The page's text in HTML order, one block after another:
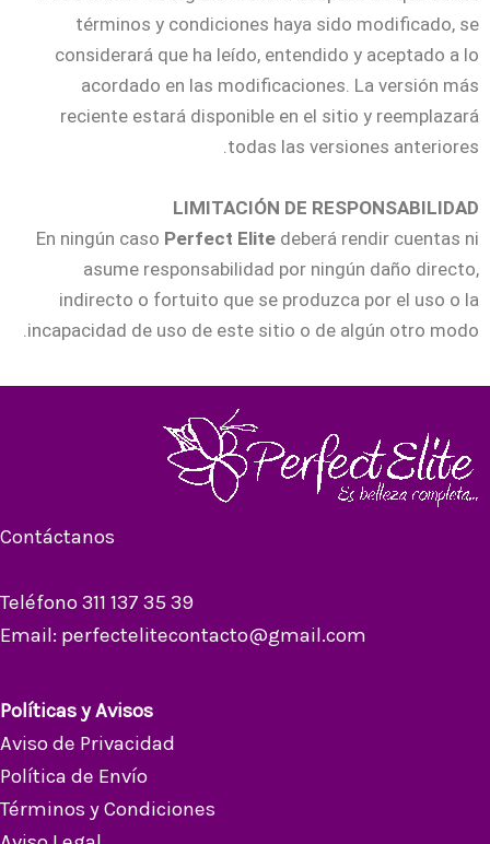
términos y condiciones haya sido modificado, se
considerará que ha leído, entendido y aceptado a lo
acordado en las modificaciones. La versión más
reciente estará disponible en el sitio y reemplazará
todas las versiones anteriores.
LIMITACIÓN DE RESPONSABILIDAD
En ningún caso Perfect Elite deberá rendir cuentas ni
asume responsabilidad por ningún daño directo,
indirecto o fortuito que se produzca por el uso o la
incapacidad de uso de este sitio o de algún otro modo.
Contáctanos
Teléfono 311 137 35 39
Email: perfectelitecontacto@gmail.com
Políticas y Avisos
Aviso de Privacidad
Política de Envío
Términos y Condiciones